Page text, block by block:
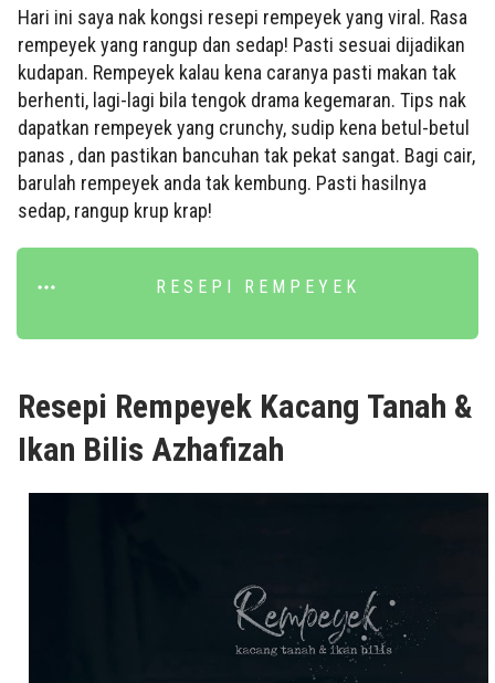
Hari ini saya nak kongsi resepi rempeyek yang viral. Rasa
rempeyek yang rangup dan sedap! Pasti sesuai dijadikan
kudapan. Rempeyek kalau kena caranya pasti makan tak
berhenti, lagi-lagi bila tengok drama kegemaran. Tips nak
dapatkan rempeyek yang crunchy, sudip kena betul-betul
panas , dan pastikan bancuhan tak pekat sangat. Bagi cair,
barulah rempeyek anda tak kembung. Pasti hasilnya
sedap, rangup krup krap!
RESEPI REMPEYEK
Resepi Rempeyek Kacang Tanah &
Ikan Bilis Azhafizah